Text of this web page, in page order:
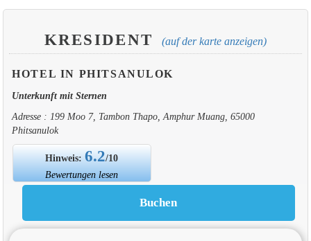
KRESIDENT (auf der karte anzeigen)
HOTEL IN PHITSANULOK
Unterkunft mit Sternen
Adresse : 199 Moo 7, Tambon Thapo, Amphur Muang, 65000
Phitsanulok
Hinweis:6.2/10
Bewertungen lesen